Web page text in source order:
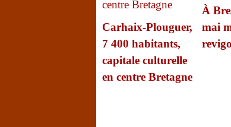
Carhaix-Plouguer,
7 400 habitants,
capitale culturelle
en centre Bretagne
À
mai